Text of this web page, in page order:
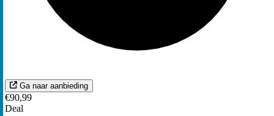
Ga naar aanbieding
€90,99
Deal